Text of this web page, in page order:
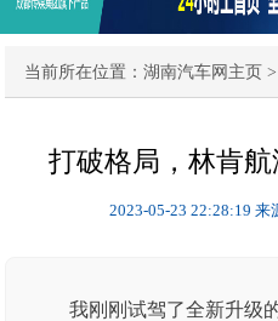
当前所在位置：湖南汽车网主页
打破格局，林肯
2023-05-23 22:28:19 来
我刚刚试驾了全新升级